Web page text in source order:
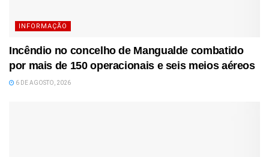
INFORMAÇÃO
Incêndio no concelho de Mangualde combatido
por mais de 150 operacionais e seis meios aéreos
6 DE AGOSTO, 2026